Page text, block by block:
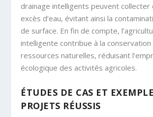
drainage intelligents peuvent
excès d’eau, évitant ainsi la
de surface. En fin de compte,
intelligente contribue à la conservation
ressources naturelles, réduisant
écologique des activités agricoles.
ÉTUDES DE CAS ET
PROJETS RÉUSSIS